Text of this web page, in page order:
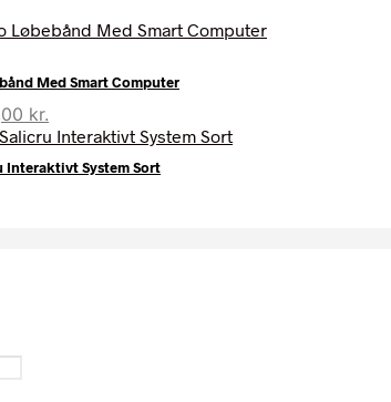
Med Smart Computer
kr.
aktuelle
pris
er:
Interaktivt System Sort